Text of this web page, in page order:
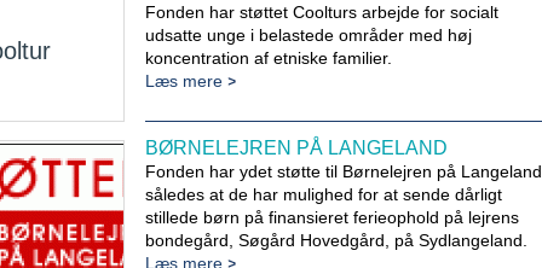
Fonden har støttet Coolturs arbejde for socialt
udsatte unge i belastede områder med høj
koncentration af etniske familier.
Læs mere
BØRNELEJREN PÅ LANGELAND
Fonden har ydet støtte til Børnelejren på Langeland,
således at de har mulighed for at sende dårligt
stillede børn på finansieret ferieophold på lejrens
bondegård, Søgård Hovedgård, på Sydlangeland.
Læs mere